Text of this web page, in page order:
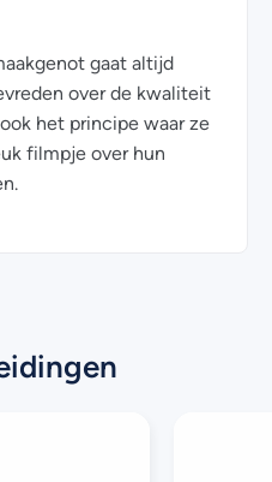
gaat altijd
over de kwaliteit
het principe waar ze
filmpje over hun